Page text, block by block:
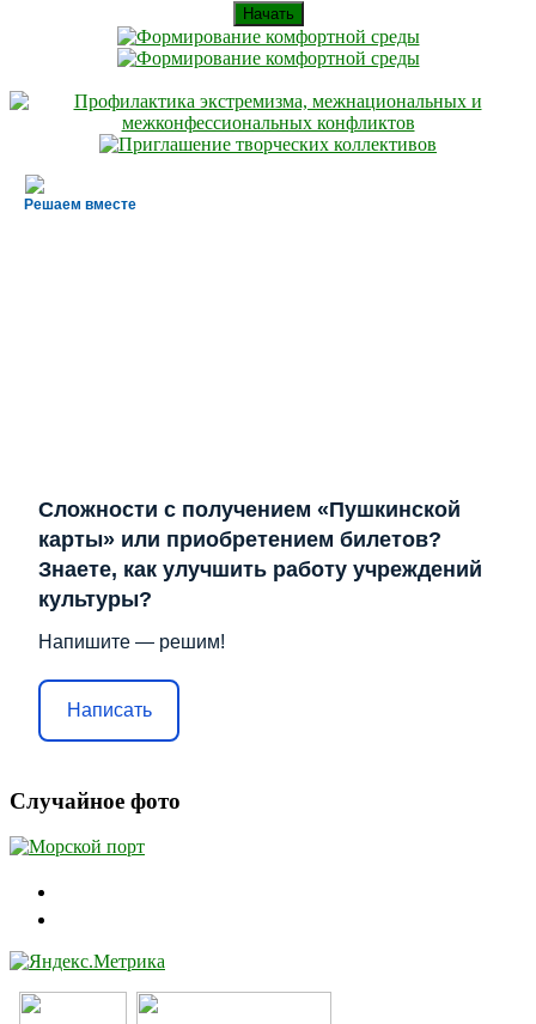
Начать
Решаем вместе
Сложности с получением «Пушкинской
карты» или приобретением билетов?
Знаете, как улучшить работу учреждений
культуры?
Напишите — решим!
Написать
Случайное фото